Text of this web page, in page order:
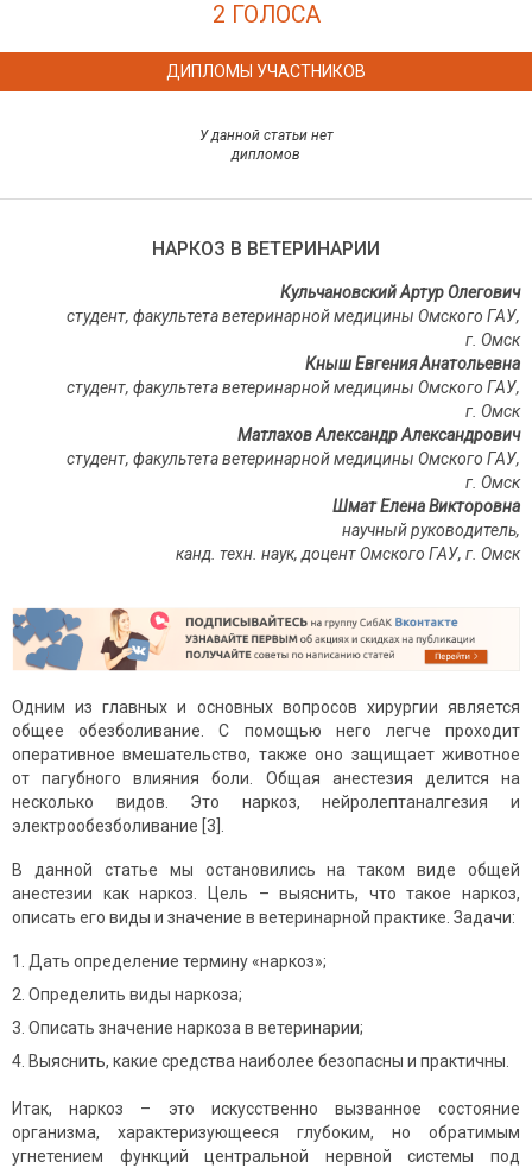
2 ГОЛОСА
ДИПЛОМЫ УЧАСТНИКОВ
У данной статьи нет
дипломов
НАРКОЗ В ВЕТЕРИНАРИИ
Кульчановский Артур Олегович
студент, факультета ветеринарной медицины Омского ГАУ,
г. Омск
Кныш Евгения Анатольевна
студент, факультета ветеринарной медицины Омского ГАУ,
г. Омск
Матлахов Александр Александрович
студент, факультета ветеринарной медицины Омского ГАУ,
г. Омск
Шмат Елена Викторовна
научный руководитель,
канд. техн. наук, доцент Омского ГАУ, г. Омск
Одним из главных и основных вопросов хирургии является
общее обезболивание. С помощью него легче проходит
оперативное вмешательство, также оно защищает животное
от пагубного влияния боли. Общая анестезия делится на
несколько видов. Это наркоз, нейролептаналгезия и
электрообезболивание [3].
В данной статье мы остановились на таком виде общей
анестезии как наркоз. Цель – выяснить, что такое наркоз,
описать его виды и значение в ветеринарной практике. Задачи:
Дать определение термину «наркоз»;
Определить виды наркоза;
Описать значение наркоза в ветеринарии;
Выяснить, какие средства наиболее безопасны и практичны.
Итак, наркоз – это искусственно вызванное состояние
организма, характеризующееся глубоким, но обратимым
угнетением функций центральной нервной системы под